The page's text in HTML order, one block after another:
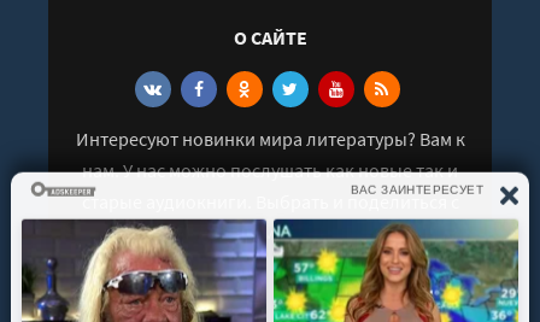
Эпилог
О САЙТЕ
Интересуют новинки мира литературы? Вам к
нам. У нас можно послушать как новые так и
старые аудиокниги. Выбрать и поделиться с
друзьями лучшими аудиокнигами!